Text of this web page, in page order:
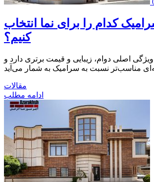
کدام را برای نما انتخاب
کنیم؟
اصلی دوام، زیبایی و قیمت برتری دارد و
مقالات
ادامه مطلب